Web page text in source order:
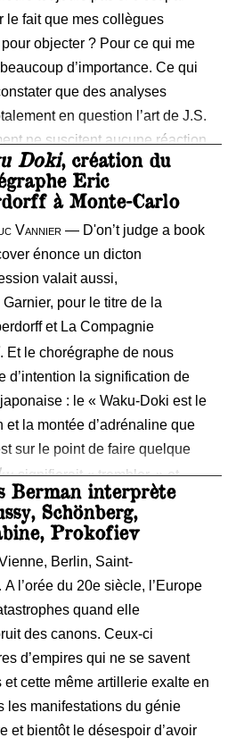
le fait que mes collègues
objecter ? Pour ce qui me
d’importance. Ce qui
que des analyses
en question l’art de J.S.
ne suscitent aucune réaction
Doki, création du
Eric
à Monte-Carlo
Vannier — D'on’t judge a book
énonce un dicton
valait aussi,
pour le titre de la
et La Compagnie
. Et le chorégraphe de nous
d’intention la signification de
: le « Waku-Doki est le
et la montée d’adrénaline que
sur le point de faire quelque
signifierait « trembler » et
battements rapides du cœur.
psychédéliques dynamiques
transparent de scène (vidéo
Pierre Michel), quatre
Jeanne
Berman interprète
Schönberg,
Prokofiev
Berlin, Saint-
l’orée du 20e siècle, l’Europe
quand elle
des canons. Ceux-ci
d’empires qui ne se savent
cette même artillerie exalte en
les manifestations du génie
et bientôt le désespoir d’avoir